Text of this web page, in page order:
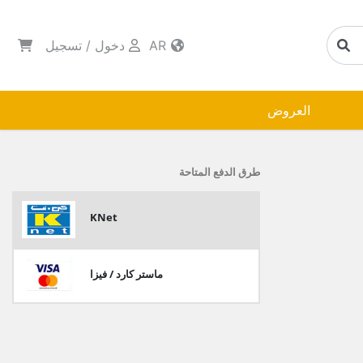
دخول / تسجيل
العروض
طرق الدفع المتاحة
KNet
ماستر كارد / فيزا